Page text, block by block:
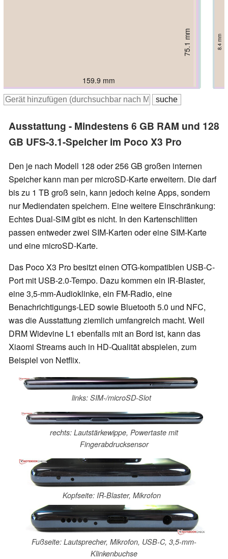
166.1 mm
76.1 mm 9.9 mm
165.3 mm
76.8 mm 9.4 mm
164 mm
76.5 mm 8.1 mm
162 mm
75 mm 7.9 mm
161 mm
74 mm 8 mm
159.9 mm
75.1 mm 8.4 mm
Ausstattung - Mindestens 6 GB RAM und 128
GB UFS-3.1-Speicher im Poco X3 Pro
Den je nach Modell 128 oder 256 GB großen internen
Speicher kann man per microSD-Karte erweitern. Die darf
bis zu 1 TB groß sein, kann jedoch keine Apps, sondern
nur Mediendaten speichern. Eine weitere Einschränkung:
Echtes Dual-SIM gibt es nicht. In den Kartenschlitten
passen entweder zwei SIM-Karten oder eine SIM-Karte
und eine microSD-Karte.
Das Poco X3 Pro besitzt einen OTG-kompatiblen USB-C-
Port mit USB-2.0-Tempo. Dazu kommen ein IR-Blaster,
eine 3,5-mm-Audioklinke, ein FM-Radio, eine
Benachrichtigungs-LED sowie Bluetooth 5.0 und NFC,
was die Ausstattung ziemlich umfangreich macht. Weil
DRM Widevine L1 ebenfalls mit an Bord ist, kann das
Xiaomi Streams auch in HD-Qualität abspielen, zum
Beispiel von Netflix.
links: SIM-/microSD-Slot
rechts: Lautstärkewippe, Powertaste mit
Fingerabdrucksensor
Kopfseite: IR-Blaster, Mikrofon
Fußseite: Lautsprecher, Mikrofon, USB-C, 3,5-mm-
Klinkenbuchse